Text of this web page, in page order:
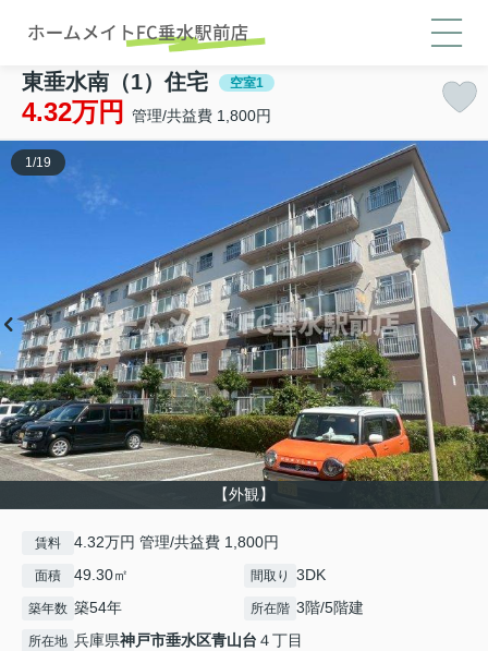
東垂水南（1）住宅 空室1
4.32万円 管理/共益費 1,800円
【外観】
1/19
賃料 4.32万円 管理/共益費 1,800円
面積 49.30㎡ 間取り 3DK
築年数 築54年 所在階 3階/5階建
所在地 兵庫県神戸市垂水区青山台 ４丁目